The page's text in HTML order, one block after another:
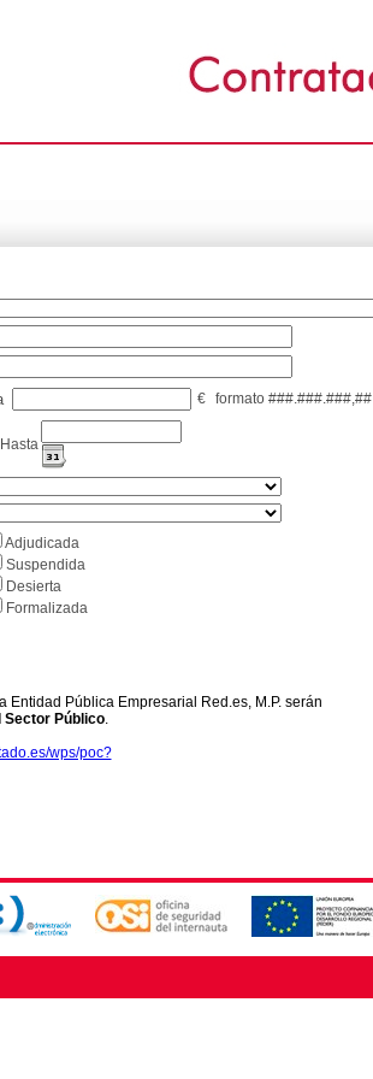
€ formato ###.###.###,##
Hasta
Adjudicada
Suspendida
Desierta
Formalizada
Pública Empresarial Red.es, M.P. serán
Sector Público.
wps/poc?